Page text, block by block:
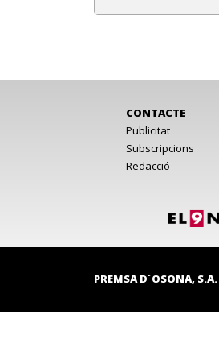
CONTACTE
Publicitat
Subscripcions
Redacció
PREMSA D´OSONA, S.A.